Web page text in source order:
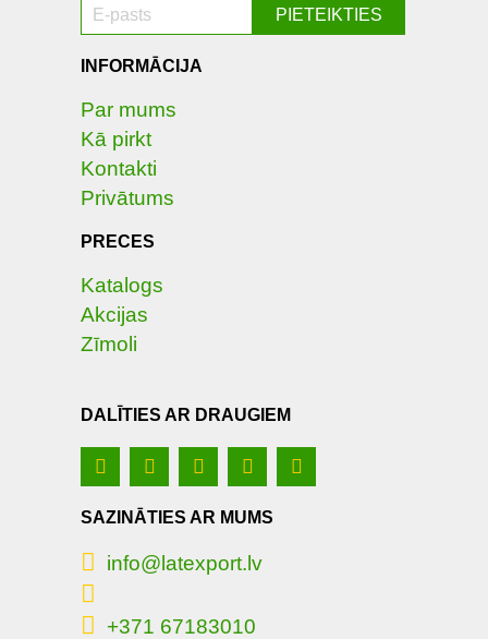
INFORMĀCIJA
Par mums
Kā pirkt
Kontakti
Privātums
PRECES
Katalogs
Akcijas
Zīmoli
DALĪTIES AR DRAUGIEM
SAZINĀTIES AR MUMS
info@latexport.lv
+371 67183010